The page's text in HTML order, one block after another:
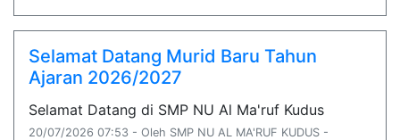
Selamat Datang Murid Baru Tahun
Ajaran 2026/2027
Selamat Datang di SMP NU Al Ma'ruf Kudus
20/07/2026 07:53 - Oleh SMP NU AL MA'RUF KUDUS -